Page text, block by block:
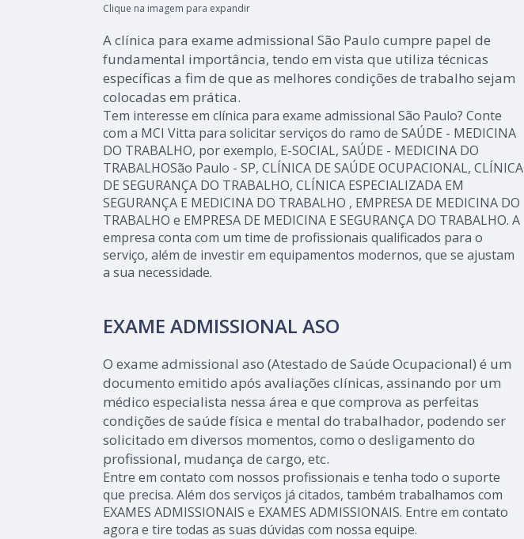
Clique na imagem para expandir
A clínica para exame admissional São Paulo cumpre papel de
fundamental importância, tendo em vista que utiliza técnicas
específicas a fim de que as melhores condições de trabalho sejam
colocadas em prática.
Tem interesse em clínica para exame admissional São Paulo? Conte
com a MCI Vitta para solicitar serviços do ramo de SAÚDE - MEDICINA
DO TRABALHO, por exemplo, E-SOCIAL, SAÚDE - MEDICINA DO
TRABALHOSão Paulo - SP, CLÍNICA DE SAÚDE OCUPACIONAL, CLÍNICA
DE SEGURANÇA DO TRABALHO, CLÍNICA ESPECIALIZADA EM
SEGURANÇA E MEDICINA DO TRABALHO , EMPRESA DE MEDICINA DO
TRABALHO e EMPRESA DE MEDICINA E SEGURANÇA DO TRABALHO. A
empresa conta com um time de profissionais qualificados para o
serviço, além de investir em equipamentos modernos, que se ajustam
a sua necessidade.
EXAME ADMISSIONAL ASO
O exame admissional aso (Atestado de Saúde Ocupacional) é um
documento emitido após avaliações clínicas, assinando por um
médico especialista nessa área e que comprova as perfeitas
condições de saúde física e mental do trabalhador, podendo ser
solicitado em diversos momentos, como o desligamento do
profissional, mudança de cargo, etc.
Entre em contato com nossos profissionais e tenha todo o suporte
que precisa. Além dos serviços já citados, também trabalhamos com
EXAMES ADMISSIONAIS e EXAMES ADMISSIONAIS. Entre em contato
agora e tire todas as suas dúvidas com nossa equipe.